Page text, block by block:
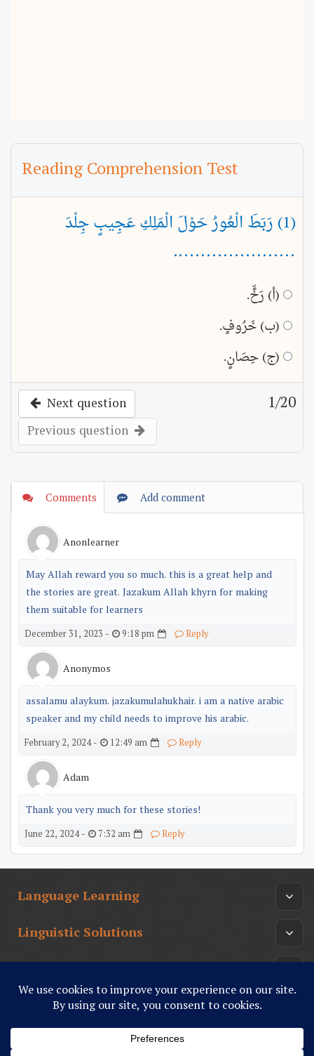
Reading Comprehension Test
(1) رَبَطَ الْعُورُ حَوْلَ الْمَلِكِ عَجِيبٍ جِلْدَ
......................
(أ) رَخٍّ.
(ب) خَرُوفٍ.
(ج) حِصَانٍ.
Next question
1/20
Previous question
Comments Add comment
Anonlearner
May Allah reward you so much. this is a great help and
the stories are great. Jazakum Allah khyrn for making
them suitable for learners
9:18 pm Reply
Anonymos
assalamu alaykum. jazakumulahukhair. i am a native arabic
speaker and my child needs to improve his arabic.
12:49 am Reply
Adam
Thank you very much for these stories!
7:32 am Reply
Language Learning
Linguistic Solutions
Arabic Culture
أدب عربي